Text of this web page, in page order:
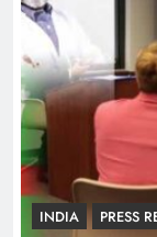
INDIA PRESS